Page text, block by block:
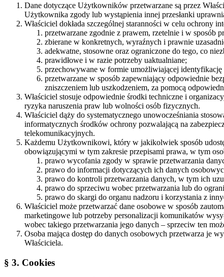
Dane dotyczące Użytkowników przetwarzane są przez
Użytkownika zgody lub wystąpienia innej przesłanki
Właściciel dokłada szczególnej staranności w celu ochrony
przetwarzane zgodnie z prawem, rzetelnie i w sposób
zbierane w konkretnych, wyraźnych i prawnie
adekwatne, stosowne oraz ograniczone do tego, co
prawidłowe i w razie potrzeby uaktualniane;
przechowywane w formie umożliwiającej identyfikację
przetwarzane w sposób zapewniający odpowiednie
zniszczeniem lub uszkodzeniem, za pomocą
Właściciel stosuje odpowiednie środki techniczne i
ryzyka naruszenia praw lub wolności osób fizycznych.
Właściciel dąży do systematycznego unowocześniania
informatycznych środków ochrony pozwalającą na
telekomunikacyjnych.
Każdemu Użytkownikowi, który w jakikolwiek sposób
obowiązującymi w tym zakresie przepisami prawa, w tym
prawo wycofania zgody w sprawie przetwarzania
prawo do informacji dotyczących ich danych
prawo do kontroli przetwarzania danych, w tym ich
prawo do sprzeciwu wobec przetwarzania lub do
prawo do skargi do organu nadzoru i korzystania z
Właściciel może przetwarzać dane osobowe w sposób
marketingowe lub potrzeby personalizacji komunikatów
wobec takiego przetwarzania jego danych – sprzeciw ten
Osoba mająca dostęp do danych osobowych przetwarza je
Właściciela.
§ 3. Cookies